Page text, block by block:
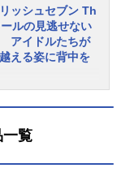
ッシュセブン Th
ルの見逃せない
アイドルたちが
える姿に背中を
中のTVアニメ
ブンThirdBEA
雲社長の策略によ
窮地へ追い込ま
事では、『アイ
一覧